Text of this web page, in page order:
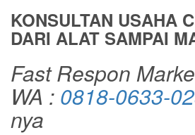
KONSULTAN USAHA
DARI ALAT SAMPAI
Fast Respon
WA : 0818-0633-
nya